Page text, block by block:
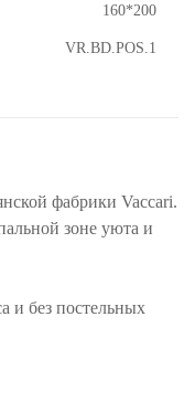
160*200
VR.BD.POS.1
фабрики Vaccari.
зоне уюта и
и без постельных